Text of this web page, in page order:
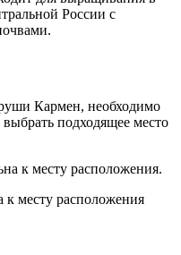
России с
Кармен, необходимо
подходящее место
к месту расположения